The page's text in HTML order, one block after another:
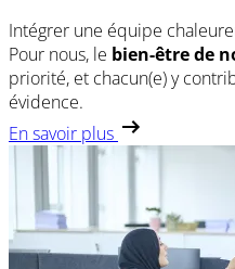
Intégrer une équipe
Pour nous, le bien-être de
priorité, et chacun(e) y
évidence.
En savoir plus